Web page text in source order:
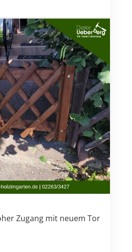
Zugang mit neuem Tor